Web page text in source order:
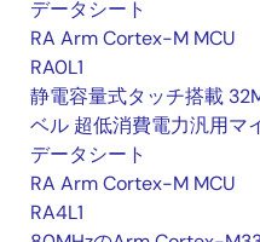
データシート
RA Arm Cortex-M MCU
RA0L1
静電容量式タッチ搭載
ベル 超低消費電力汎用マ
データシート
RA Arm Cortex-M MCU
RA4L1